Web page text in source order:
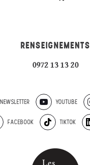
RENSEIGNEMENTS
0972 13 13 20
NEWSLETTER YOUTUBE
FACEBOOK TIKTOK